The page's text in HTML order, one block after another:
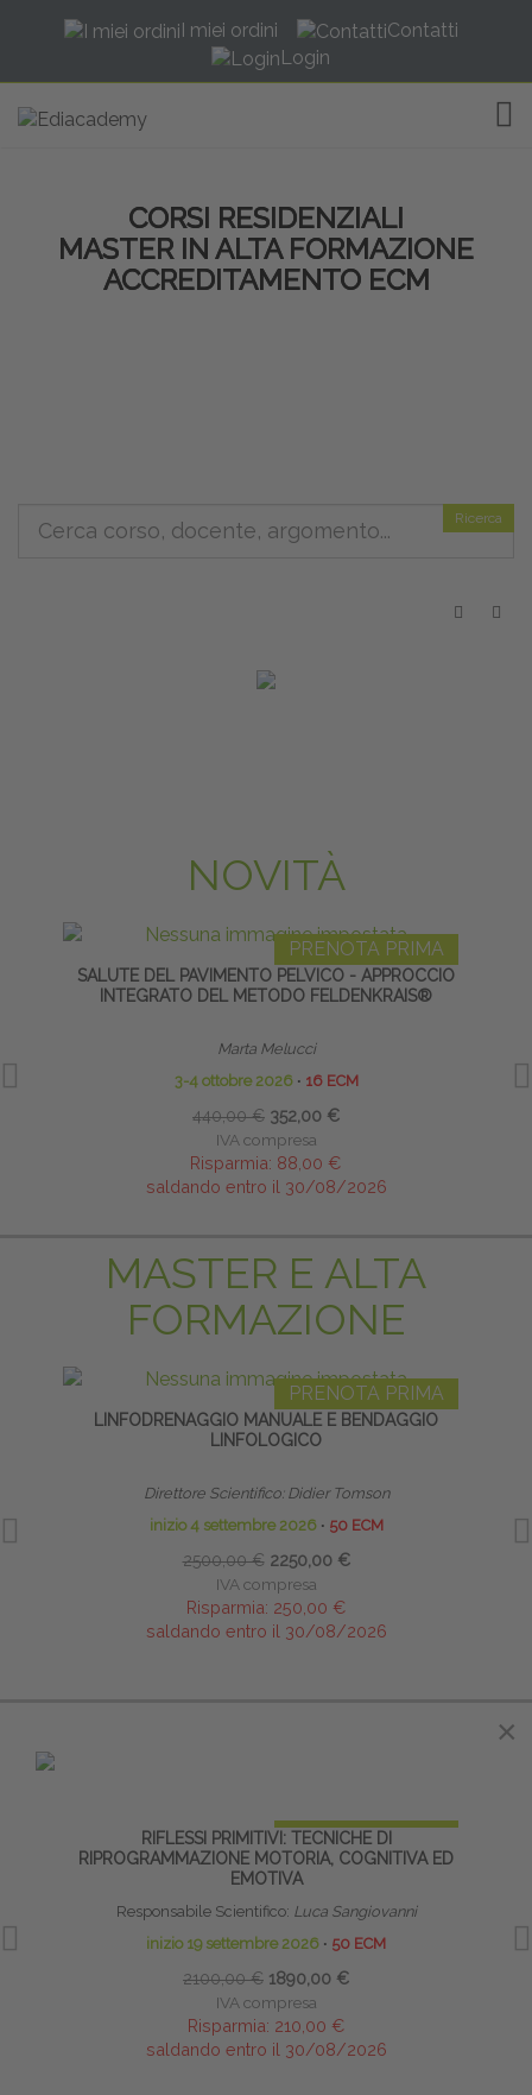
I miei ordini
Contatti
Login
CORSI RESIDENZIALI
MASTER IN ALTA FORMAZIONE
ACCREDITAMENTO ECM
Ricerca
NOVITÀ
PRENOTA PRIMA
SALUTE DEL PAVIMENTO PELVICO - APPROCCIO
INTEGRATO DEL METODO FELDENKRAIS®
Marta Melucci
3-4 ottobre 2026 ∙ 16 ECM
440,00 € 352,00 €
IVA compresa
Risparmia: 88,00 €
saldando entro il 30/08/2026
MASTER E ALTA
FORMAZIONE
PRENOTA PRIMA
LINFODRENAGGIO MANUALE E BENDAGGIO
LINFOLOGICO
Direttore Scientifico: Didier Tomson
inizio 4 settembre 2026 ∙ 50 ECM
2500,00 € 2250,00 €
IVA compresa
Risparmia: 250,00 €
saldando entro il 30/08/2026
RIFLESSI PRIMITIVI: TECNICHE DI
RIPROGRAMMAZIONE MOTORIA, COGNITIVA ED
EMOTIVA
Responsabile Scientifico: Luca Sangiovanni
inizio 19 settembre 2026 ∙ 50 ECM
2100,00 € 1890,00 €
IVA compresa
Risparmia: 210,00 €
saldando entro il 30/08/2026
×
×